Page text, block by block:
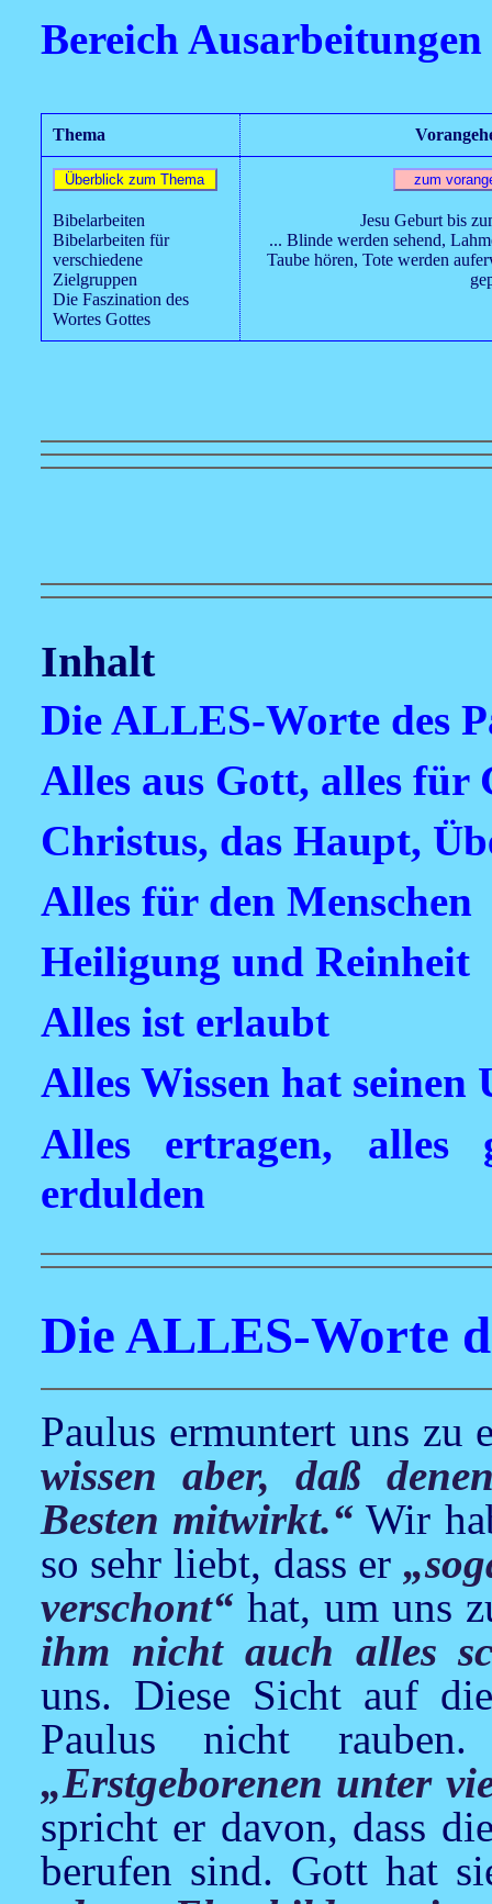
Bereich Ausarbeitungen
Thema
Bibelarbeiten
Bibelarbeiten für
verschiedene
Zielgruppen
Die Faszination des
Wortes Gottes
Jesu Geburt bis
... Blinde werden sehend,
Taube hören, Tote werden
Inhalt
Die ALLES-Worte des
Alles aus Gott, alles für
Christus, das Haupt,
Alles für den Menschen
Heiligung und Reinheit
Alles ist erlaubt
Alles Wissen hat
Alles ertragen, alles
erdulden
Die ALLES-Worte
Paulus ermuntert uns zu
wissen aber, daß
Besten mitwirkt.“ Wir
so sehr liebt, dass er
verschont“ hat, um uns
ihm nicht auch alles
uns. Diese Sicht auf
Paulus nicht
„Erstgeborenen unter
spricht er davon, dass
berufen sind. Gott hat